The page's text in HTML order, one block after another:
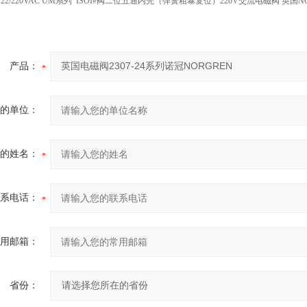
产品：
单位：
姓名：
电话：
邮箱：
省份：